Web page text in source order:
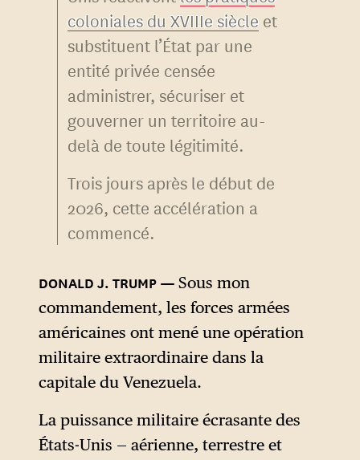
coloniales du XVIIIe siècle et
substituent l’État par une
entité privée censée
administrer, sécuriser et
gouverner un territoire au-
delà de toute légitimité.
Trois jours après le début de
2026, cette accélération a
commencé.
Sous mon
commandement, les forces armées
américaines ont mené une opération
militaire extraordinaire dans la
capitale du Venezuela.
La puissance militaire écrasante des
États-Unis — aérienne, terrestre et